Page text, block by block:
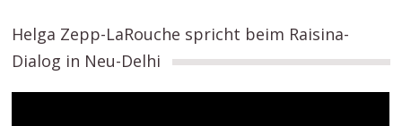
Helga Zepp-LaRouche spricht beim Raisina-
Dialog in Neu-Delhi